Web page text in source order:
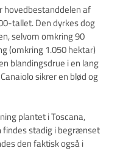
hovedbestanddelen af
tallet. Den dyrkes dog
selvom omkring 90
(omkring 1.050 hektar)
blandingsdrue i en lang
sikrer en blød og
plantet i Toscana,
findes stadig i begrænset
den faktisk også i